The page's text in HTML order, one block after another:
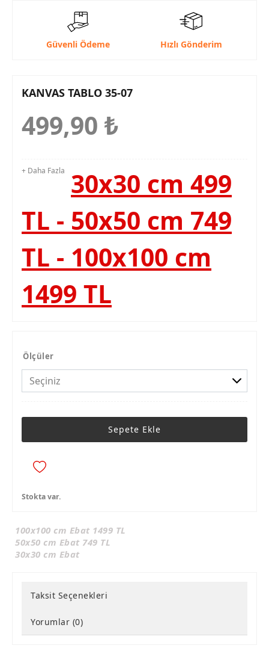
Güvenli Ödeme Hızlı Gönderim
KANVAS TABLO 35-07
499,90 ₺
+ Daha Fazla
30x30 cm 499
TL - 50x50 cm 749
TL - 100x100 cm
1499 TL
Ölçüler
Sepete Ekle
Stokta var.
100x100 cm Ebat 1499 TL
50x50 cm Ebat 749 TL
30x30 cm Ebat
Taksit Seçenekleri
Yorumlar (0)